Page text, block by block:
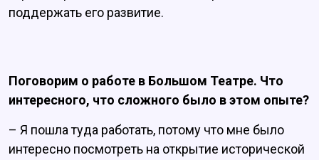
поддержать его развитие.
Поговорим о работе в Большом Театре. Что
интересного, что сложного было в этом опыте?
– Я пошла туда работать, потому что мне было
интересно посмотреть на открытие исторической